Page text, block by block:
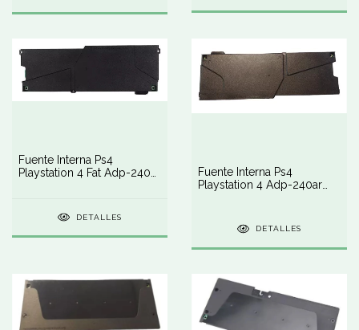
Fuente Interna Ps4
Playstation 4 Fat Adp-240cr
DETALLES
Fuente Interna Ps4
Playstation 4 Adp-240ar
DETALLES